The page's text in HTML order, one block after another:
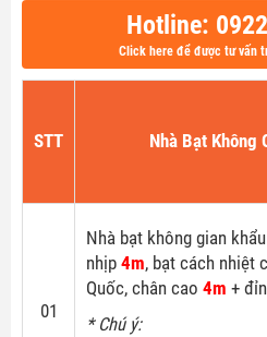
Hotline:
Click here để được tư vấn
STT Nhà Bạt Không
01
Nhà bạt không gian
nhịp 4m, bạt cách nhiệt
Quốc, chân cao 4m +
* Chú ý: